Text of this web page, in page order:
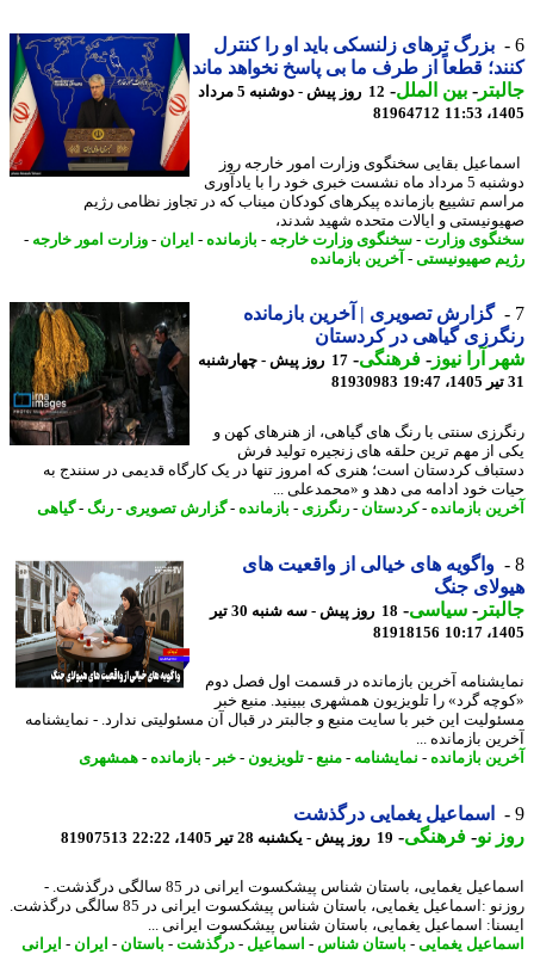
بزرگ ترهای زلنسکی باید او را کنترل
قطعاً از طرف ما بی پاسخ نخواهد ماند
-بین الملل-
12 روز پیش - دوشنبه 5 مرداد
81964712
بقایی سخنگوی وزارت امور خارجه روز
دوشنبه 5 مرداد ماه نشست خبری خود را با یادآوری
تشییع بازمانده پیکرهای کودکان میناب که در تجاوز نظامی رژیم
و ایالات متحده شهید شدند،
وزارت - سخنگوی وزارت خارجه-بازمانده-ایران - وزارت امور خارجه-
صهیونیستی-آخرین بازمانده
گزارش تصویری | آخرین بازمانده
گیاهی در کردستان
آرا نیوز-فرهنگی-
17 روز پیش - چهارشنبه
81930983
سنتی با رنگ های گیاهی، از هنرهای کهن و
از مهم ترین حلقه های زنجیره تولید فرش
کردستان است؛ هنری که امروز تنها در یک کارگاه قدیمی در سنندج به
خود ادامه می دهد و «محمدعلی ...
بازمانده-کردستان-رنگرزی- بازمانده-گزارش تصویری- رنگ -گیاهی
واگویه های خیالی از واقعیت های
جنگ
-سیاسی-
18 روز پیش - سه شنبه 30 تیر
81918156
آخرین بازمانده در قسمت اول فصل دوم
گرد» را تلویزیون همشهری ببینید. منبع خبر
این خبر با سایت منبع و جالبتر در قبال آن مسئولیتی ندارد. - نمایشنامه
بازمانده ...
بازمانده-نمایشنامه-منبع -تلویزیون -خبر-بازمانده-همشهری
اسماعیل یغمایی درگذشت
نو- فرهنگی-19 روز پیش - یکشنبه 28 تیر 1405، 22:22 81907513
اسماعیل یغمایی، باستان شناس پیشکسوت ایرانی در 85 سالگی درگذشت. -
روزنو :اسماعیل یغمایی، باستان شناس پیشکسوت ایرانی در 85 سالگی درگذشت.
اسماعیل یغمایی، باستان شناس پیشکسوت ایرانی ...
یغمایی-باستان شناس-اسماعیل-درگذشت-باستان-ایران - ایرانی